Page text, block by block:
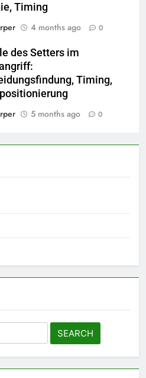
Timing
4 months ago 0
des Setters im
Timing,
5 months ago 0